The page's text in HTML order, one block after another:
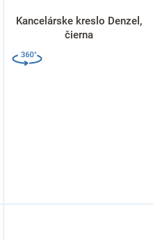
Kancelárske kreslo Denzel,
čierna